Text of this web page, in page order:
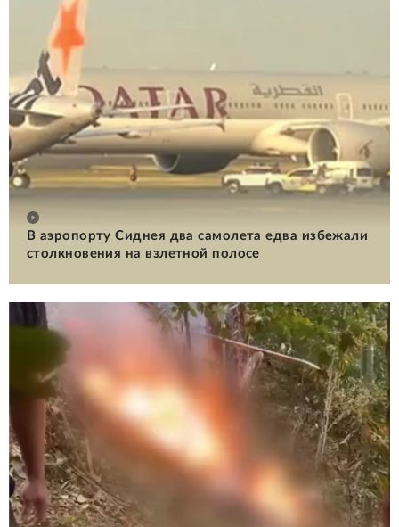
В аэропорту Сиднея два самолета едва избежали
столкновения на взлетной полосе